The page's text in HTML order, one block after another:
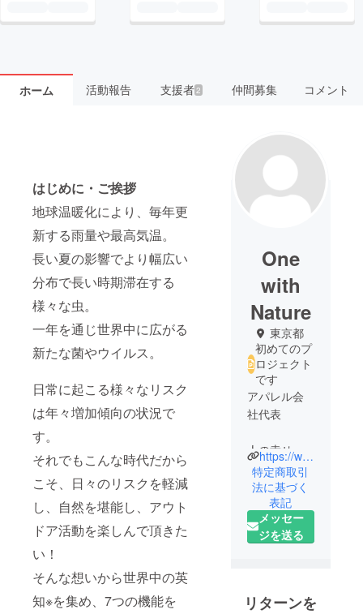
ホーム 活動報告 支援者 2 仲間募集 コメント
はじめに・ご挨拶
地球温暖化により、毎年更
新する雨量や最高気温。
長い夏の影響でより幅広い
分布で長い時期滞在する
様々な虫。
一年を通じ世界中に広がる
新たな菌やウイルス。
日常に起こる様々なリスク
は年々増加傾向の状況で
す。
それでもこんな時代だから
こそ、日々のリスクを軽減
し、自然を堪能し、アウト
ドア活動を楽しんで頂きた
い！
そんな想いから世界中の英
知※を集め、7つの機能を
One
with
Nature
東京都
初めてのプ
ロジェクト
です
アパレル会
社代表
人の幸せと
心身の健康
をウェル
ビーイング
な社会を創
造します。
https://www.373kz.com/
特定商取引
法に基づく
表記
メッセー
ジを送る
リターンを